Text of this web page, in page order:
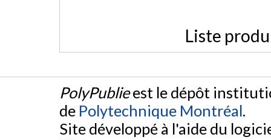
Liste
PolyPublieest le dépôt
de Polytechnique Montréal.
Site développé à l'aide du